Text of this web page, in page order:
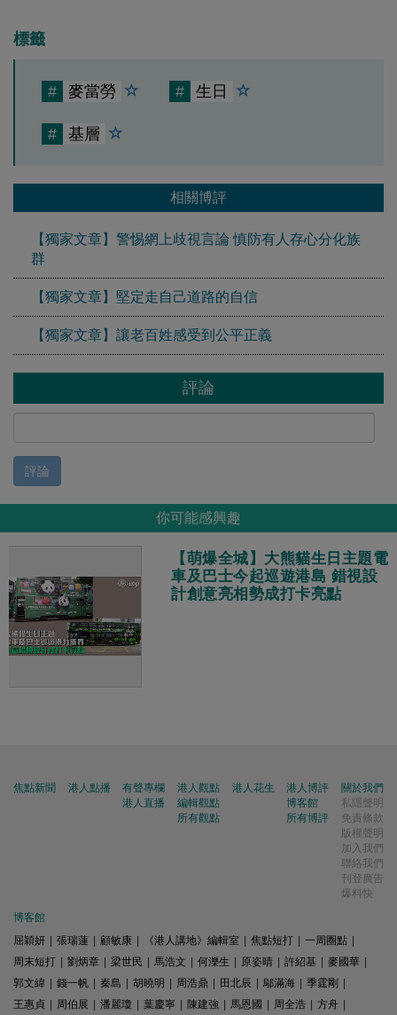
標籤
# 麥當勞 # 生日
# 基層
相關博評
【獨家文章】警惕網上歧視言論 慎防有人存心分化族
群
【獨家文章】堅定走自己道路的自信
【獨家文章】讓老百姓感受到公平正義
評論
評論
你可能感興趣
【萌爆全城】大熊貓生日主題電
車及巴士今起巡遊港島 錯視設
計創意亮相勢成打卡亮點
焦點新聞 港人點播
有聲專欄
港人直播
港人觀點
編輯觀點
所有觀點
港人花生
港人博評
博客館
所有博評
關於我們
私隱聲明
免責條款
版權聲明
加入我們
聯絡我們
刊登廣告
爆料快
博客館
屈穎妍 | 張瑞蓮 | 顧敏康 | 《港人講地》編輯室 | 焦點短打 | 一周圈點 |
周末短打 | 劉炳章 | 梁世民 | 馬浩文 | 何濼生 | 原姿晴 | 許紹基 | 麥國華 |
郭文緯 | 錢一帆 | 秦島 | 胡曉明 | 周浩鼎 | 田北辰 | 鄔滿海 | 季霆剛 |
王惠貞 | 周伯展 | 潘麗瓊 | 葉慶寧 | 陳建強 | 馬恩國 | 周全浩 | 方舟 |